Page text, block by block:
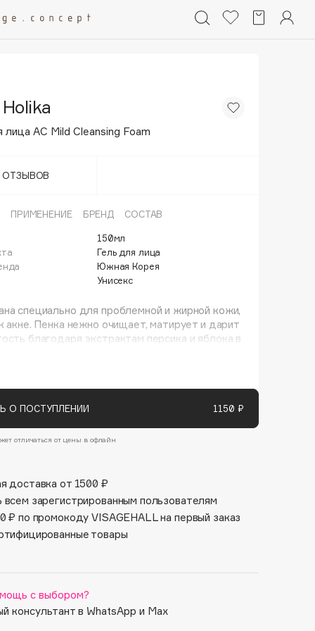
Финал лета
Парфюм для тебя
лица AC Mild Cleansing Foam
ОТЗЫВОВ
ПРИМЕНЕНИЕ БРЕНД СОСТАВ
150мл
Гель для лица
Южная Корея
Унисекс
специально для проблемной и жирной кожи,
акне. Пенка нежно очищает, матирует и дарит
благодаря экстрактам персика и яблока в
О ПОСТУПЛЕНИИ 1150 ₽
отличаться от цены в офлайн
доставка от 1500 ₽
всем зарегистрированным пользователям
₽ по промокоду VISAGEHALL на первый заказ
товары
с выбором?
консультант в WhatsApp и Max